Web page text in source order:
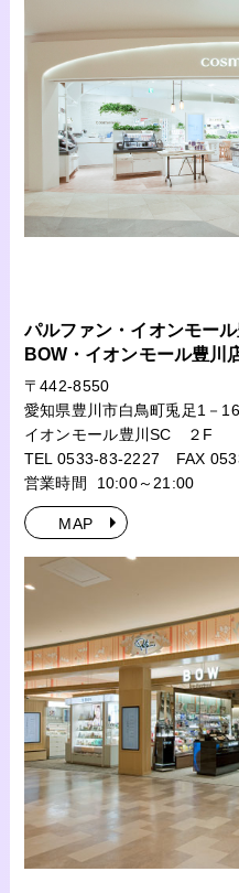
パルファン・イオンモー
BOW・イオンモール豊川
〒442-8550
愛知県豊川市白鳥町兎足1－16
イオンモール豊川SC ２F
TEL 0533-83-2227 FAX
営業時間 10:00～21:00
MAP